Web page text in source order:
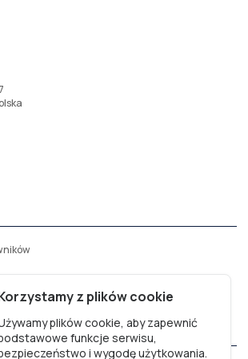
z plików cookie
plików cookie, aby zapewnić
funkcje serwisu,
i wygodę użytkowania.